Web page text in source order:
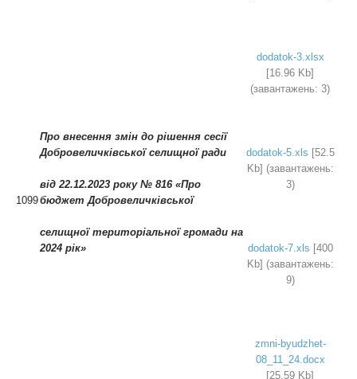
1099
Про внесення змін до рішення сесії
Добровеличківської селищної ради
від 22.12.2023 року № 816 «Про
бюджет Добровеличківської
селищної територіальної громади на
2024 рік»
dodatok-3.xlsx
[16.96 Kb]
(завантажень: 3)
dodatok-5.xls [52.5
Kb] (завантажень:
3)
dodatok-7.xls [400
Kb] (завантажень:
9)
zmni-byudzhet-
08_11_24.docx
[25.59 Kb]